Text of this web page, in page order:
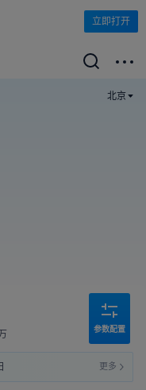
立即打开
北京
参数配置
更多